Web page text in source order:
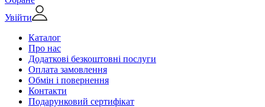
Увійти
Каталог
Про нас
Додаткові безкоштовні послуги
Оплата замовлення
Обмін і повернення
Контакти
Подарунковий сертифікат